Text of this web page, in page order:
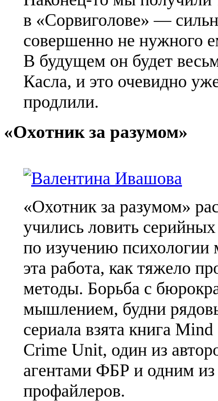
в «Сорвиголове» —
совершенно не нужного
В будущем он будет
Касла, и это очевидно
продлили.
«Охотник за разумом»
«Охотник за разумом»
учились ловить
по изучению психологии
эта работа, как тяжело
методы. Борьба с
мышлением, будни
сериала взята книга
Crime Unit, один из
агентами ФБР и одним
профайлеров.